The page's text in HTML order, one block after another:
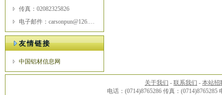
传真：02082325826
电子邮件：carsonpun@126.com
友情链接
中国铝材信息网
关于我们 - 联系我们 - 本站招
电话：(0714)8765286 传真：(0714)8765285